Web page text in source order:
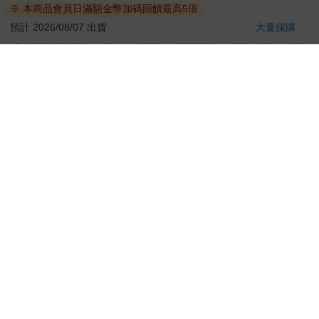
若非上列種類商品，均享有到貨7天的猶豫期（含例假
日）。
辦理退換貨時，商品（組合商品恕無法接受單獨退貨）必須